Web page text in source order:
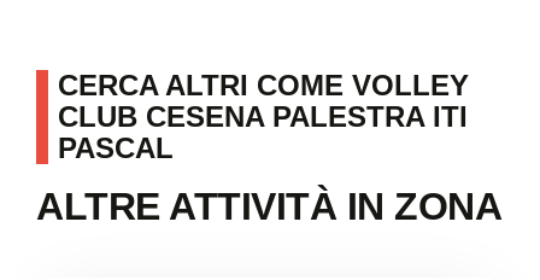
CERCA ALTRI COME VOLLEY
CLUB CESENA PALESTRA ITI
PASCAL
ALTRE ATTIVITÀ IN ZONA